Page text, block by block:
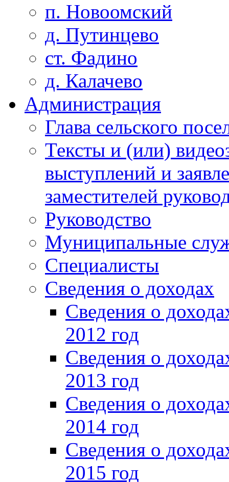
п. Новоомский
д. Путинцево
ст. Фадино
д. Калачево
Администрация
Глава сельского
Тексты и (или)
выступлений и
заместителей
Руководство
Муниципальные
Специалисты
Сведения о доходах
Сведения о
2012 год
Сведения о
2013 год
Сведения о
2014 год
Сведения о
2015 год